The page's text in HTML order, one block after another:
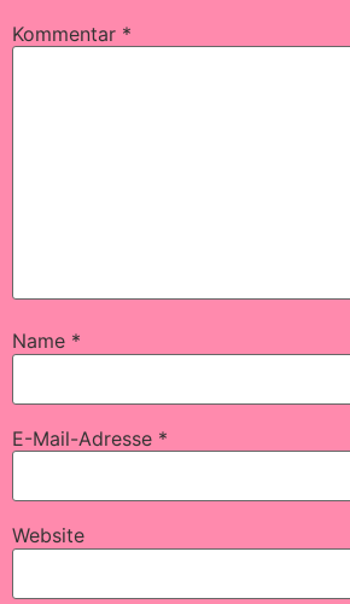
Kommentar *
Name *
E-Mail-Adresse *
Website